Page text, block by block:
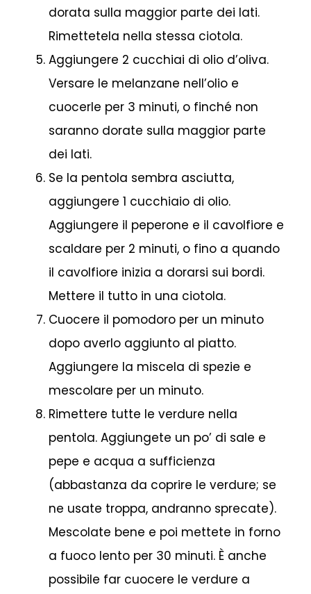
dorata sulla maggior parte dei lati.
Rimettetela nella stessa ciotola.
Aggiungere 2 cucchiai di olio d’oliva.
Versare le melanzane nell’olio e
cuocerle per 3 minuti, o finché non
saranno dorate sulla maggior parte
dei lati.
Se la pentola sembra asciutta,
aggiungere 1 cucchiaio di olio.
Aggiungere il peperone e il cavolfiore e
scaldare per 2 minuti, o fino a quando
il cavolfiore inizia a dorarsi sui bordi.
Mettere il tutto in una ciotola.
Cuocere il pomodoro per un minuto
dopo averlo aggiunto al piatto.
Aggiungere la miscela di spezie e
mescolare per un minuto.
Rimettere tutte le verdure nella
pentola. Aggiungete un po’ di sale e
pepe e acqua a sufficienza
(abbastanza da coprire le verdure; se
ne usate troppa, andranno sprecate).
Mescolate bene e poi mettete in forno
a fuoco lento per 30 minuti. È anche
possibile far cuocere le verdure a